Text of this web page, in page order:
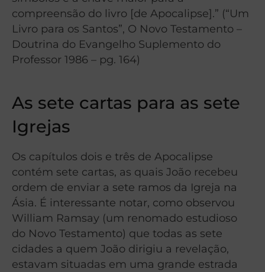
compreensão do livro [de Apocalipse].” (“Um
Livro para os Santos”, O Novo Testamento –
Doutrina do Evangelho Suplemento do
Professor 1986 – pg. 164)
As sete cartas para as sete
Igrejas
Os capítulos dois e três de Apocalipse
contém sete cartas, as quais João recebeu
ordem de enviar a sete ramos da Igreja na
Ásia. É interessante notar, como observou
William Ramsay (um renomado estudioso
do Novo Testamento) que todas as sete
cidades a quem João dirigiu a revelação,
estavam situadas em uma grande estrada